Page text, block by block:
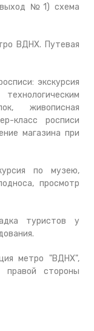
выход №1) схема
ВДНХ. Путевая
экскурсия
живописная
класс росписи
магазина при
по музею,
просмотр
туристов у
метро "ВДНХ",
стороны